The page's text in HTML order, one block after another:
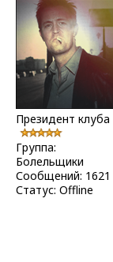
Президент клуба
Группа:
Болельщики
Сообщений: 1621
Статус: Offline